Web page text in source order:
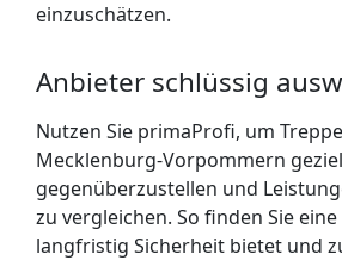
einzuschätzen.
Anbieter schlüssig
Nutzen Sie primaProfi, um
Mecklenburg-Vorpommern
gegenüberzustellen und
zu vergleichen. So finden Sie
langfristig Sicherheit bietet und